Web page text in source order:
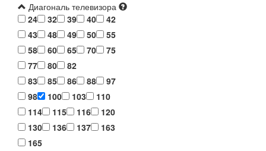
Диагональ телевизора
24
32 39 40
42
43
48 49 50
55
58
60 65 70
75
77
80
82
83
85 86 88
97
98
100 103
110
114
115 116
120
130
136 137
163
165